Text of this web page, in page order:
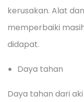
kerusakan. Alat
memperbaiki
didapat.
Daya tahan
Daya tahan dari